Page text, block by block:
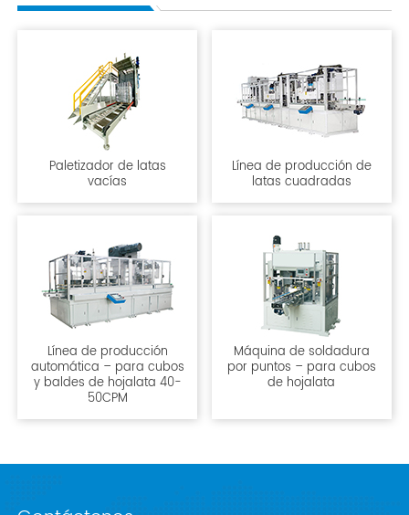
Paletizador de latas
vacías
Línea de producción de
latas cuadradas
Línea de producción
automática – para cubos
y baldes de hojalata 40-
50CPM
Máquina de soldadura
por puntos – para cubos
de hojalata